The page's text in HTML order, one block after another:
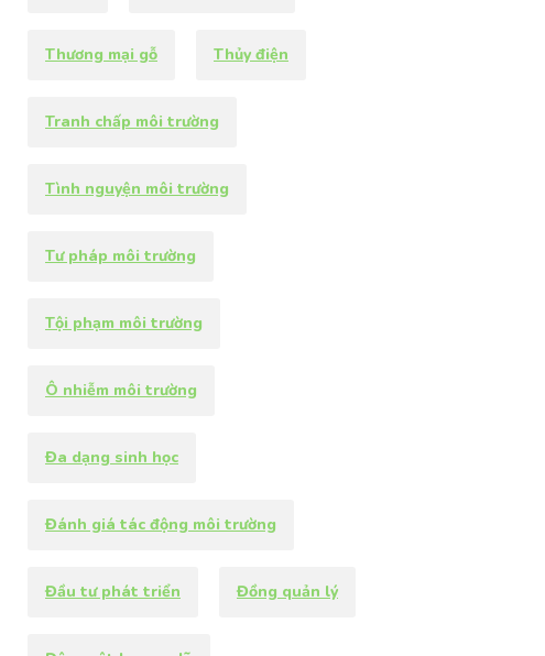
Thương mại gỗ Thủy điện
Tranh chấp môi trường
Tình nguyện môi trường
Tư pháp môi trường
Tội phạm môi trường
Ô nhiễm môi trường
Đa dạng sinh học
Đánh giá tác động môi trường
Đầu tư phát triển Đồng quản lý